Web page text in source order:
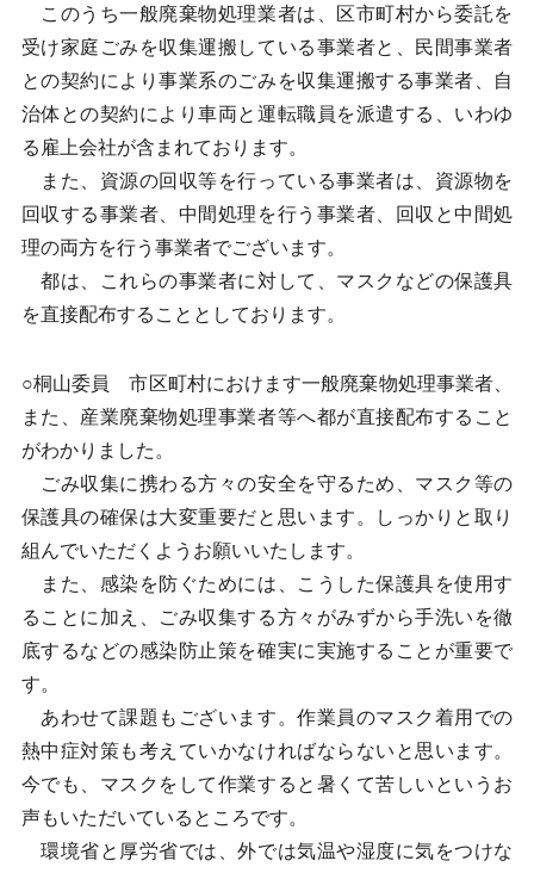
このうち一般廃棄物処理業者は、区市町村から委託を
受け家庭ごみを収集運搬している事業者と、民間事業者
との契約により事業系のごみを収集運搬する事業者、自
治体との契約により車両と運転職員を派遣する、いわゆ
る雇上会社が含まれております。
また、資源の回収等を行っている事業者は、資源物を
回収する事業者、中間処理を行う事業者、回収と中間処
理の両方を行う事業者でございます。
都は、これらの事業者に対して、マスクなどの保護具
を直接配布することとしております。
○桐山委員 市区町村におけます一般廃棄物処理事業者、
また、産業廃棄物処理事業者等へ都が直接配布すること
がわかりました。
ごみ収集に携わる方々の安全を守るため、マスク等の
保護具の確保は大変重要だと思います。しっかりと取り
組んでいただくようお願いいたします。
また、感染を防ぐためには、こうした保護具を使用す
ることに加え、ごみ収集する方々がみずから手洗いを徹
底するなどの感染防止策を確実に実施することが重要で
す。
あわせて課題もございます。作業員のマスク着用での
熱中症対策も考えていかなければならないと思います。
今でも、マスクをして作業すると暑くて苦しいというお
声もいただいているところです。
環境省と厚労省では、外では気温や湿度に気をつけな